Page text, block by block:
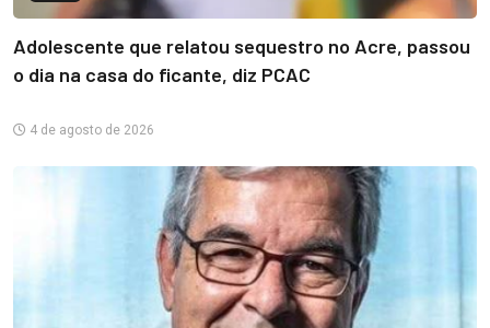
Adolescente que relatou sequestro no Acre, passou
o dia na casa do ficante, diz PCAC
4 de agosto de 2026